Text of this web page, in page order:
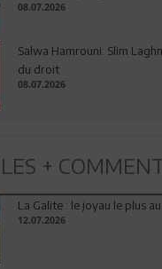
08.07.2026
Salwa Hamrouni: Slim
du droit
08.07.2026
LES +
La Galite : le joyau le plus
12.07.2026